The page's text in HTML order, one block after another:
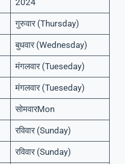
गुरुवार (Thursday)
बुधवार (Wednesday)
मंगलवार (Tueseday)
मंगलवार (Tueseday)
सोमवारMon
रविवार (Sunday)
रविवार (Sunday)